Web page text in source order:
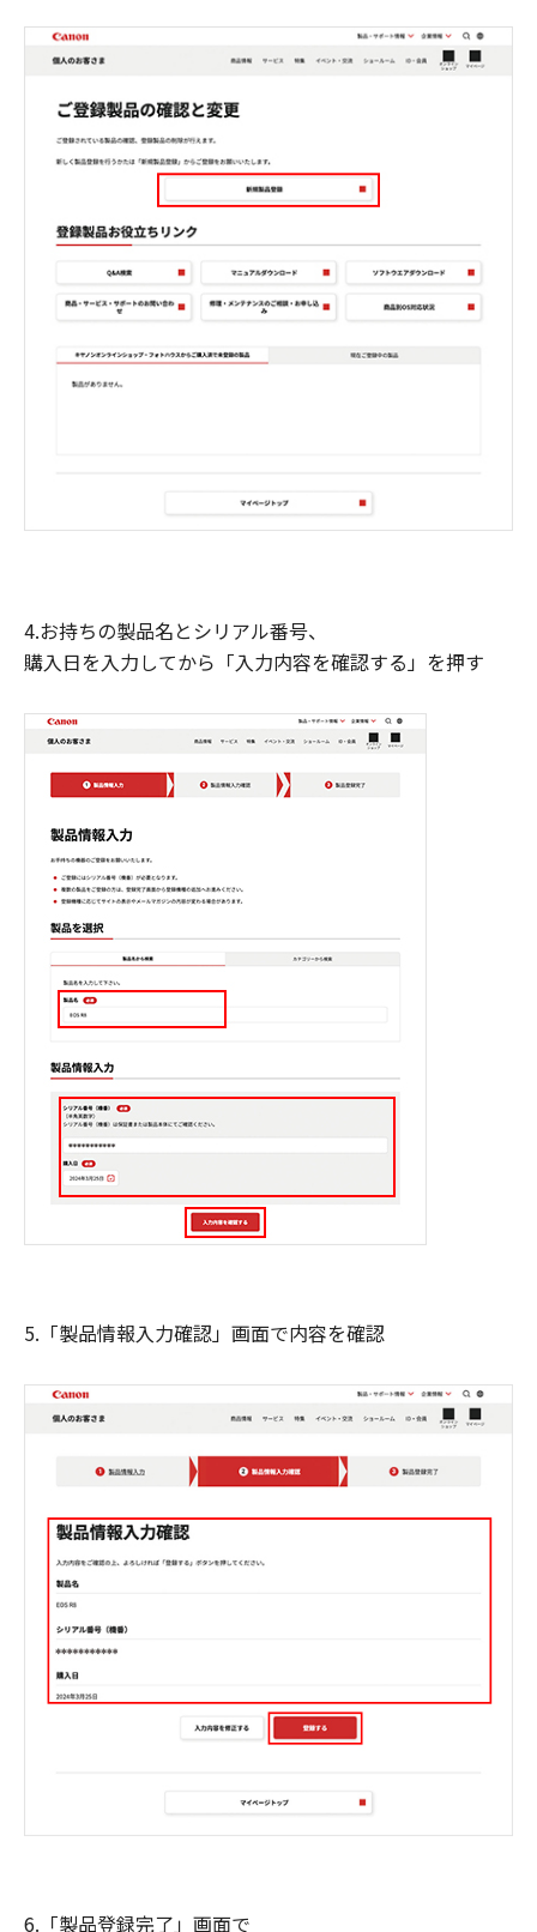
4.お持ちの製品名とシリアル番号、
購入日を入力してから「入力内容を確認する」を押す
5.「製品情報入力確認」画面で内容を確認
6.「製品登録完了」画面で